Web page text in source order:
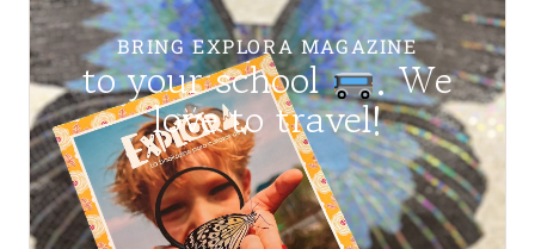
BRING EXPLORA MAGAZINE
to your school . We
love to travel!